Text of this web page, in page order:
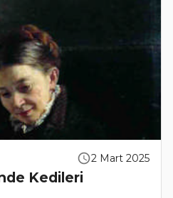
2 Mart 2025
Kedileri